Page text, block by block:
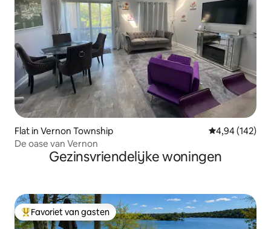
Flat in Vernon Township Gemiddelde
4,94 (142)
De oase van Vernon
Gezinsvriendelijke woningen
Topfavoriet van gasten
Favoriet van gasten